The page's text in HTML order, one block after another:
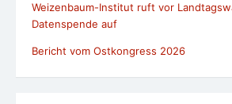
Weizenbaum-Institut ruft vor
Datenspende auf
Bericht vom Ostkongress 2026